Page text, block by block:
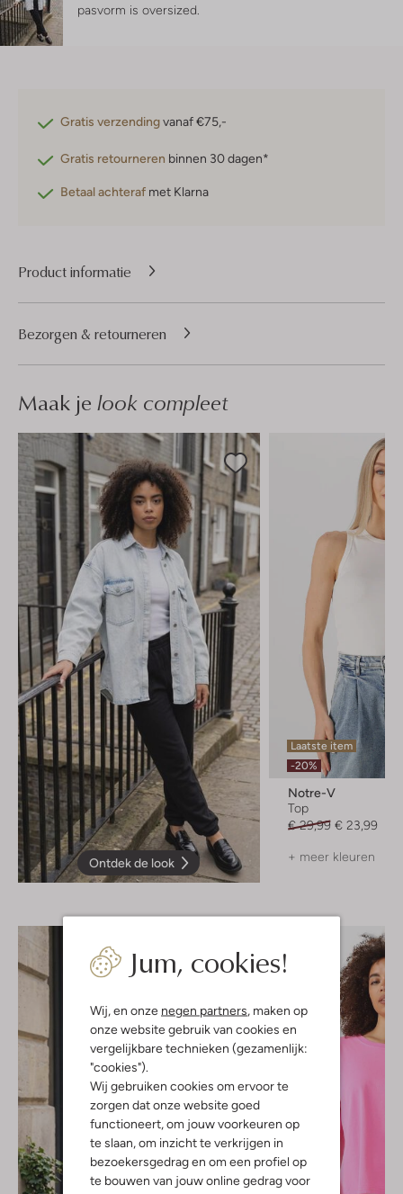
Jum, cookies!
Wij, en onze negen partners, maken op
onze website gebruik van cookies en
vergelijkbare technieken (gezamenlijk:
"cookies").
Wij gebruiken cookies om ervoor te
zorgen dat onze website goed
functioneert, om jouw voorkeuren op
te slaan, om inzicht te verkrijgen in
bezoekersgedrag en om een profiel op
te bouwen van jouw online gedrag voor
pasvorm is oversized
Gratis verzendingvanaf €75,-
Gratis retourneren binnen 30 dagen*
Betaal achteraf met Klarna
Product informatie
Bezorgen & retourneren
Maak je look compleet
Ontdek de look
Laatste item
-20%
Notre-V
Top
€ 29,99 € 23,99
+ meer kleuren